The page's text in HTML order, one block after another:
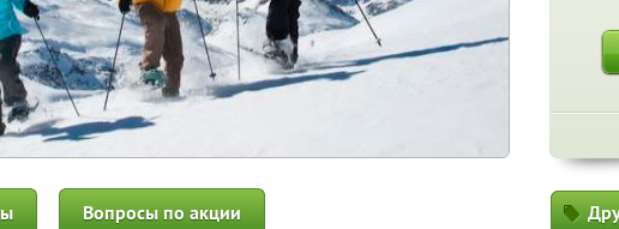
Вопросы по акции